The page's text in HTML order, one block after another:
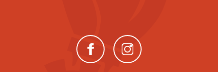
(neues Fenster)(neues Fenster)